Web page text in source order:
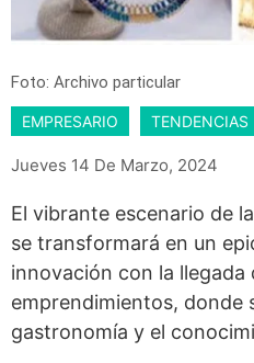
Foto: Archivo particular
EMPRESARIO TENDENCIAS
Jueves 14 De Marzo, 2024
El vibrante escenario de
se transformará en un
innovación con la llegada
emprendimientos, donde
gastronomía y el